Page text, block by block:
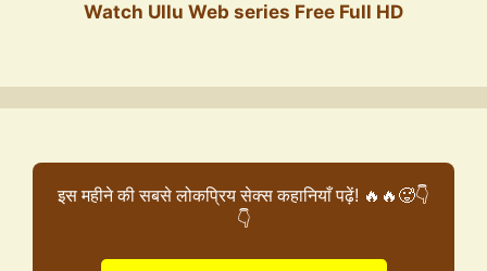
Watch Ullu Web series Free Full HD
इस महीने की सबसे लोकप्रिय सेक्स कहानियाँ पढ़ें! 🔥🔥🥵👇
👇